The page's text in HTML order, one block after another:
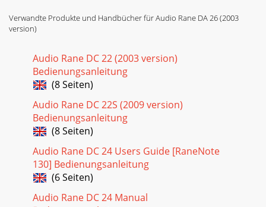
Verwandte Produkte und Handbücher für Audio Rane DA 26 (2003
version)
Audio Rane DC 22 (2003 version)
Bedienungsanleitung
(8 Seiten)
Audio Rane DC 22S (2009 version)
Bedienungsanleitung
(8 Seiten)
Audio Rane DC 24 Users Guide [RaneNote
130] Bedienungsanleitung
(6 Seiten)
Audio Rane DC 24 Manual